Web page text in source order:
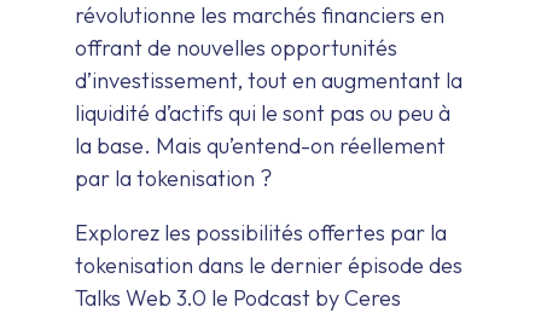
révolutionne les marchés financiers en
offrant de nouvelles opportunités
d’investissement, tout en augmentant la
liquidité d’actifs qui le sont pas ou peu à
la base. Mais qu’entend-on réellement
par la tokenisation ?
Explorez les possibilités offertes par la
tokenisation dans le dernier épisode des
Talks Web 3.0 le Podcast by Ceres